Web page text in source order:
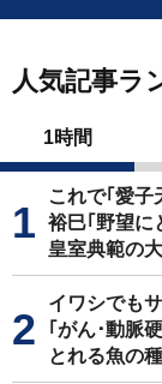
人気記事ラ
1時間
これで｢愛
裕巳｢野望に
皇室典範の
イワシでも
｢がん･動脈
とれる魚の